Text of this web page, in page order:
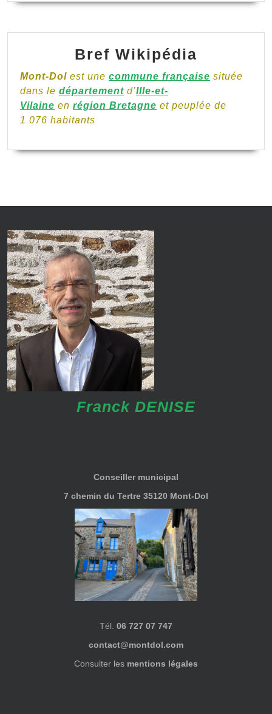
Bref Wikipédia
Mont-Dol est une commune française située
dans le département d’Ille-et-
Vilaine en région Bretagne et peuplée de
1 076 habitants
Franck DENISE
Conseiller municipal
7 chemin du Tertre 35120 Mont-Dol
Tél. 06 727 07 747
contact@montdol.com
Consulter les mentions légales